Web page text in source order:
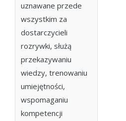
uznawane przede
wszystkim za
dostarczycieli
rozrywki, służą
przekazywaniu
wiedzy, trenowaniu
umiejętności,
wspomaganiu
kompetencji